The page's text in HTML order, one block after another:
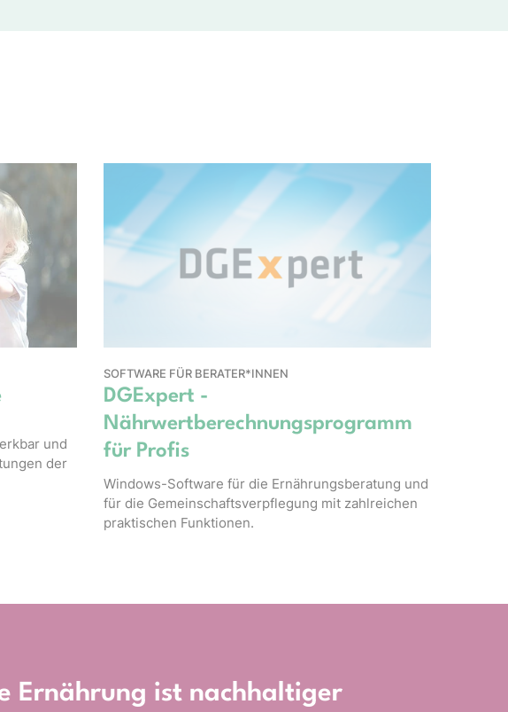
und
der
SOFTWARE FÜR BERATER*INNEN
DGExpert -
Nährwertberechnungsprogramm
für Profis
Windows-Software für die Ernährungsberatung und
für die Gemeinschaftsverpflegung mit zahlreichen
praktischen Funktionen.
Ernährung ist nachhaltiger